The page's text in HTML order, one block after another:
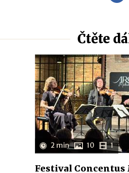
Čtěte
2 min 10 1
Festival Concentus